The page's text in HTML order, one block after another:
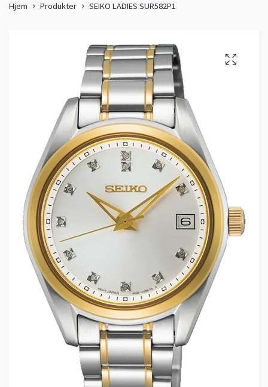
Hjem Produkter SEIKO LADIES SUR582P1